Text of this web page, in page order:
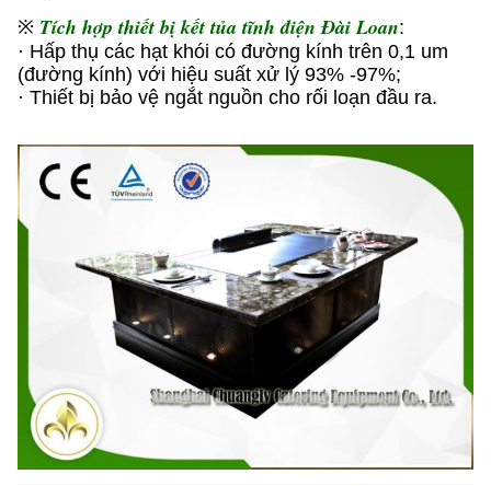
※ Tích hợp thiết bị kết tủa tĩnh điện Đài Loan:
· Hấp thụ các hạt khói có đường kính trên 0,1 um
(đường kính) với hiệu suất xử lý 93% -97%;
· Thiết bị bảo vệ ngắt nguồn cho rối loạn đầu ra.